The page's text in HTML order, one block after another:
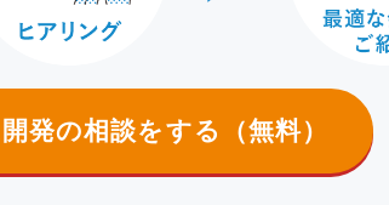
発の相談をする（無料）